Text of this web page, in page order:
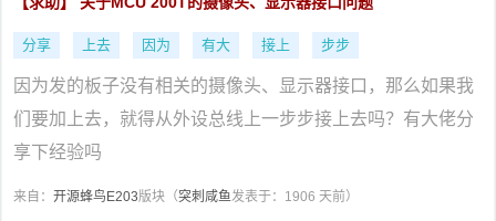
分享 上去 因为 有大 接上 步步
因为发的板子没有相关的摄像头、显示器接口，那么如果我
们要加上去，就得从外设总线上一步步接上去吗？有大佬分
享下经验吗
来自： 开源蜂鸟E203版块（突刺咸鱼发表于：1906 天前）